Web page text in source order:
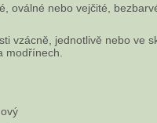
oválné nebo vejčité,
vzácně, jednotlivě nebo ve
modřínech.